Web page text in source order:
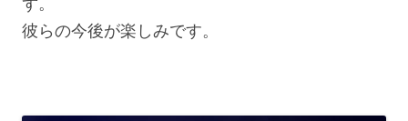
彼らの今後が楽しみです。